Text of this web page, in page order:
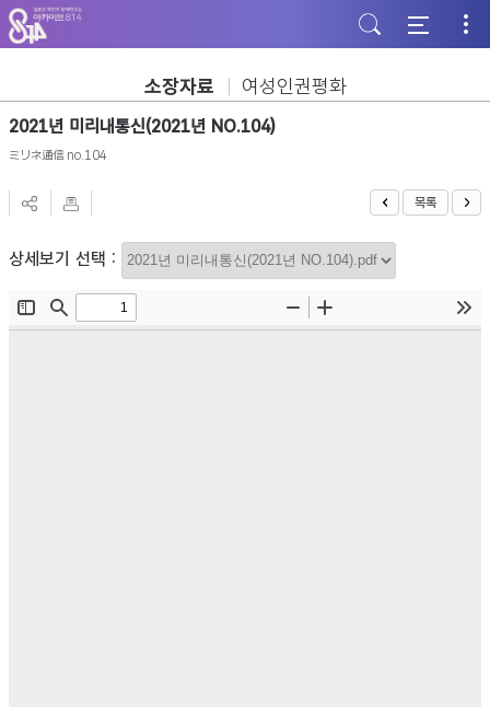
주
메
뉴
가
기
본
문
바
기
하
단
바
기
소장자료 여성인권평화
2021년 미리내통신(2021년 NO.104)
ミリネ通信 no.104
목록
상세보기 선택 :